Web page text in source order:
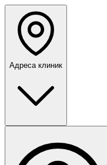
Адреса клиник